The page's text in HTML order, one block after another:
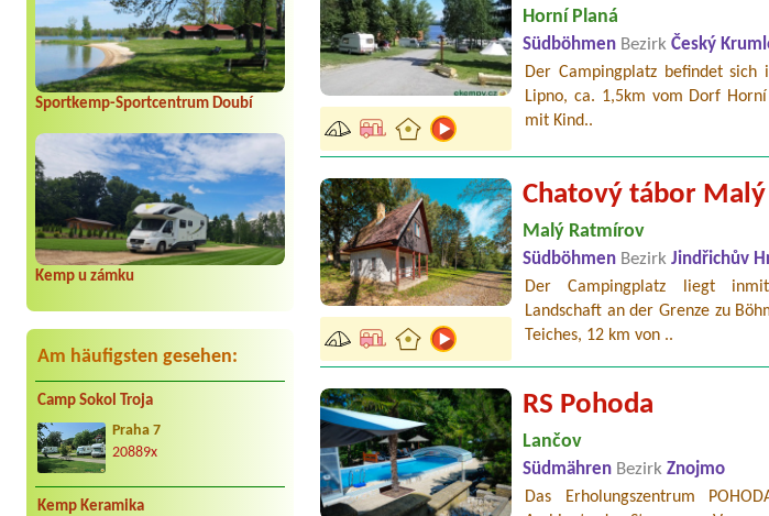
Sportkemp-Sportcentrum Doubí
Kemp u zámku
Am häufigsten gesehen:
Camp Sokol Troja
Praha 7
20889x
Kemp Keramika
Horní Planá
Südböhmen Bezirk Český
Der Campingplatz befindet
Lipno, ca. 1,5km vom Dorf
mit Kind..
Chatový tábor
Malý Ratmírov
Südböhmen Bezirk Jindřichův
Der Campingplatz liegt
Landschaft an der Grenze zu
Teiches, 12 km von ..
RS Pohoda
Lančov
Südmähren Bezirk Znojmo
Das Erholungszentrum